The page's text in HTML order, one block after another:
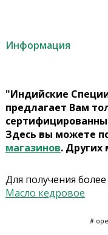
Информация
"Индийские
предлагает Вам
Здесь вы можете
магазинов. Других
Для получения
Масло кедровое
#